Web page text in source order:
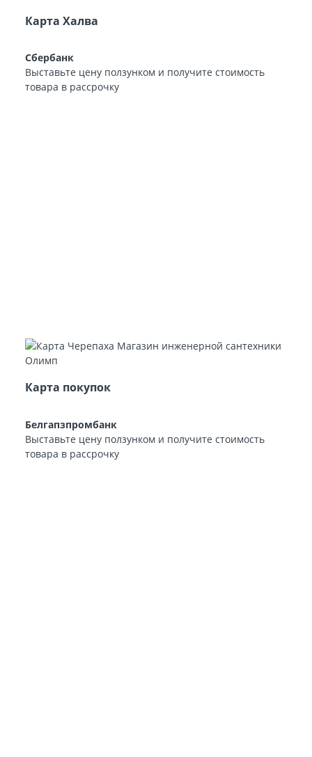
Карта Халва
Сбербанк
Выставьте цену ползунком и получите стоимость
товара в рассрочку
Карта покупок
Белгапзпромбанк
Выставьте цену ползунком и получите стоимость
товара в рассрочку